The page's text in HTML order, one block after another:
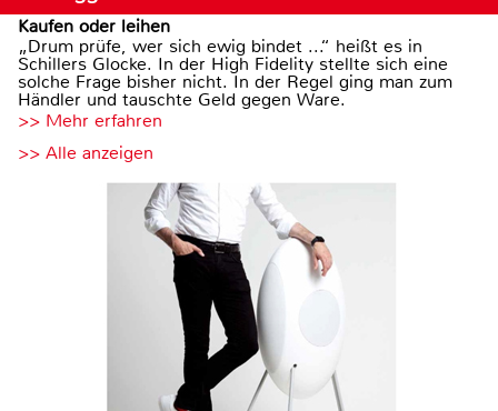
Kaufen oder leihen
„Drum prüfe, wer sich ewig bindet ...“ heißt es in
Schillers Glocke. In der High Fidelity stellte sich eine
solche Frage bisher nicht. In der Regel ging man zum
Händler und tauschte Geld gegen Ware.
>> Mehr erfahren
>> Alle anzeigen